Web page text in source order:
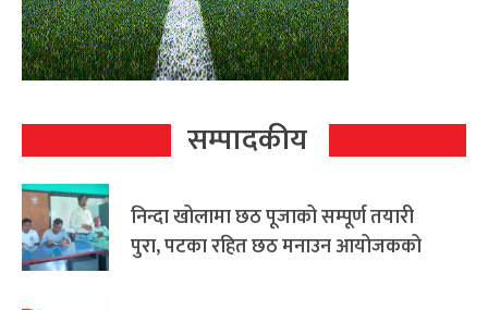
सम्पादकीय
निन्दा खोलामा छठ पूजाको सम्पूर्ण तयारी
पुरा, पटका रहित छठ मनाउन आयोजकको